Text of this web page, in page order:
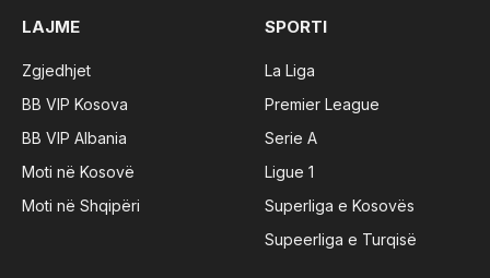
LAJME
Zgjedhjet
BB VIP Kosova
BB VIP Albania
Moti në Kosovë
Moti në Shqipëri
SPORTI
La Liga
Premier League
Serie A
Ligue 1
Superliga e Kosovës
Supeerliga e Turqisë